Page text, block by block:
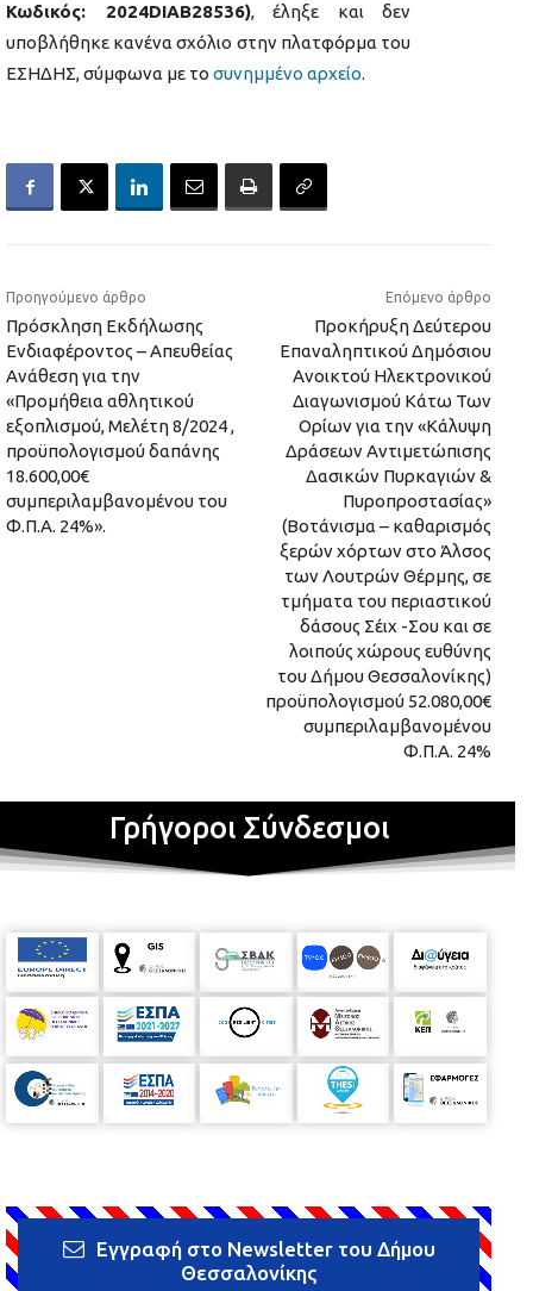
Κωδικός: 2024DIAB28536), έληξε και δεν
υποβλήθηκε κανένα σχόλιο στην πλατφόρμα του
ΕΣΗΔΗΣ, σύμφωνα με το συνημμένο αρχείο.
Προηγούμενο άρθρο
Πρόσκληση Εκδήλωσης
Ενδιαφέροντος – Απευθείας
Ανάθεση για την
«Προμήθεια αθλητικού
εξοπλισμού, Μελέτη 8/2024 ,
προϋπολογισμού δαπάνης
18.600,00€
συμπεριλαμβανομένου του
Φ.Π.Α. 24%».
Επόμενο άρθρο
Προκήρυξη Δεύτερου
Επαναληπτικού Δημόσιου
Ανοικτού Ηλεκτρονικού
Διαγωνισμού Κάτω Των
Ορίων για την «Κάλυψη
Δράσεων Αντιμετώπισης
Δασικών Πυρκαγιών &
Πυροπροστασίας»
(Βοτάνισμα – καθαρισμός
ξερών χόρτων στο Άλσος
των Λουτρών Θέρμης, σε
τμήματα του περιαστικού
δάσους Σέιχ -Σου και σε
λοιπούς χώρους ευθύνης
του Δήμου Θεσσαλονίκης)
προϋπολογισμού 52.080,00€
συμπεριλαμβανομένου
Φ.Π.Α. 24%
Γρήγοροι Σύνδεσμοι
Εγγραφή στο Newsletter του Δήμου
Θεσσαλονίκης